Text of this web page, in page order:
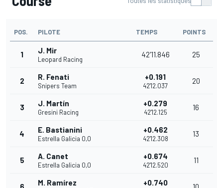
POS. PILOTE TEMPS POINTS
1 J. Mir
Leopard Racing
42'11.846 25
2 R. Fenati
Snipers Team
+0.191
42'12.037
20
3 J. Martín
Gresini Racing
+0.279
42'12.125
16
4 E. Bastianini
Estrella Galicia 0,0
+0.462
42'12.308
13
5 A. Canet
Estrella Galicia 0,0
+0.674
42'12.520
11
M. Ramírez +0.740